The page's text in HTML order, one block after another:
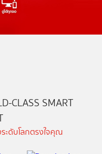
CLASS SMART
ะดับโลกตรงใจคุณ